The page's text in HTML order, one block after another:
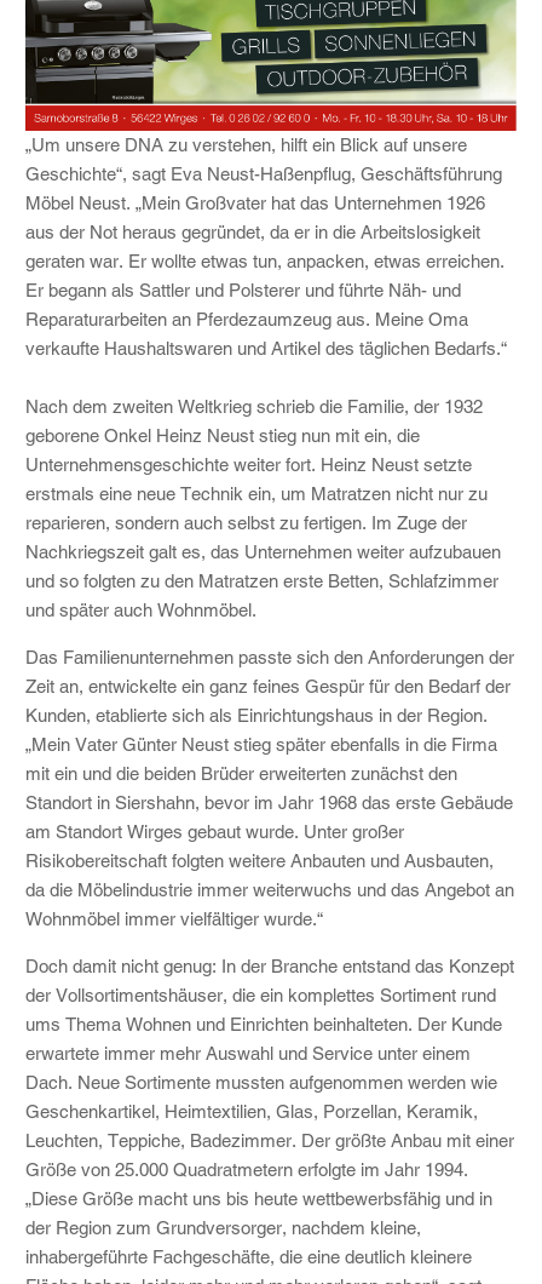
„Um unsere DNA zu verstehen, hilft ein Blick auf unsere
Geschichte“, sagt Eva Neust-Haßenpflug, Geschäftsführung
Möbel Neust. „Mein Großvater hat das Unternehmen 1926
aus der Not heraus gegründet, da er in die Arbeitslosigkeit
geraten war. Er wollte etwas tun, anpacken, etwas erreichen.
Er begann als Sattler und Polsterer und führte Näh- und
Reparaturarbeiten an Pferdezaumzeug aus. Meine Oma
verkaufte Haushaltswaren und Artikel des täglichen Bedarfs.“
Nach dem zweiten Weltkrieg schrieb die Familie, der 1932
geborene Onkel Heinz Neust stieg nun mit ein, die
Unternehmensgeschichte weiter fort. Heinz Neust setzte
erstmals eine neue Technik ein, um Matratzen nicht nur zu
reparieren, sondern auch selbst zu fertigen. Im Zuge der
Nachkriegszeit galt es, das Unternehmen weiter aufzubauen
und so folgten zu den Matratzen erste Betten, Schlafzimmer
und später auch Wohnmöbel.
Das Familienunternehmen passte sich den Anforderungen der
Zeit an, entwickelte ein ganz feines Gespür für den Bedarf der
Kunden, etablierte sich als Einrichtungshaus in der Region.
„Mein Vater Günter Neust stieg später ebenfalls in die Firma
mit ein und die beiden Brüder erweiterten zunächst den
Standort in Siershahn, bevor im Jahr 1968 das erste Gebäude
am Standort Wirges gebaut wurde. Unter großer
Risikobereitschaft folgten weitere Anbauten und Ausbauten,
da die Möbelindustrie immer weiterwuchs und das Angebot an
Wohnmöbel immer vielfältiger wurde.“
Doch damit nicht genug: In der Branche entstand das Konzept
der Vollsortimentshäuser, die ein komplettes Sortiment rund
ums Thema Wohnen und Einrichten beinhalteten. Der Kunde
erwartete immer mehr Auswahl und Service unter einem
Dach. Neue Sortimente mussten aufgenommen werden wie
Geschenkartikel, Heimtextilien, Glas, Porzellan, Keramik,
Leuchten, Teppiche, Badezimmer. Der größte Anbau mit einer
Größe von 25.000 Quadratmetern erfolgte im Jahr 1994.
„Diese Größe macht uns bis heute wettbewerbsfähig und in
der Region zum Grundversorger, nachdem kleine,
inhabergeführte Fachgeschäfte, die eine deutlich kleinere